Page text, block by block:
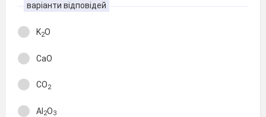
варіанти відповідей
K2O
CaO
CO2
Al2O3